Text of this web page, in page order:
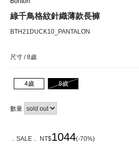
綠千鳥格紋針織薄款長褲
BTH21DUCK10_PANTALON
尺寸 /8歲
4歲 8歲
數量
．SALE． NT$1044(-70%)